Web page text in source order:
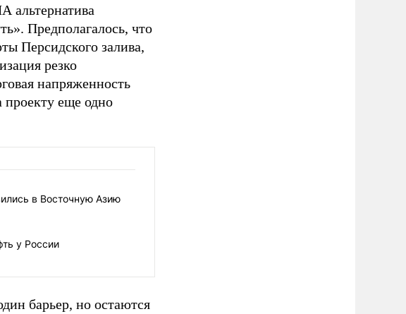
альтернатива
Предполагалось, что
Персидского залива,
резко
напряженность
еще одно
в Восточную Азию
у России
барьер, но остаются